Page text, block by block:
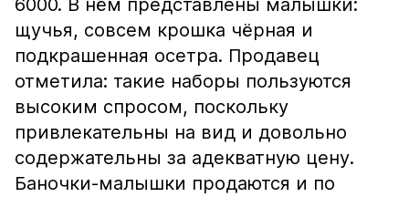
6000. В нём представлены малышки:
щучья, совсем крошка чёрная и
подкрашенная осетра. Продавец
отметила: такие наборы пользуются
высоким спросом, поскольку
привлекательны на вид и довольно
содержательны за адекватную цену.
Баночки-малышки продаются и по